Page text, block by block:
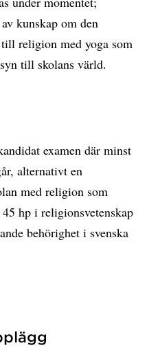
kunskap om den
religion med yoga som
till skolans värld.
examen där minst
alternativt en
med religion som
hp i religionsvetenskap
behörighet i svenska